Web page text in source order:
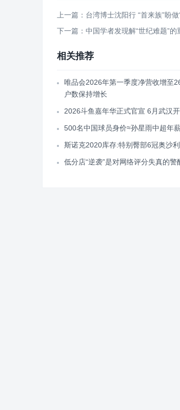
上一篇：台湾博士沈阳行 “首来族”盼做
下一篇：中国学者发现解“世纪难题”的
相关推荐
唯品会2026年第一季度净营收增至
户数保持增长
2026斗鱼嘉年华正式官宣 6月武汉
500名中国球员身价≈孙星雨中超年
斯诺克2020库存:特别臀部6冠奥沙
低分店“逆袭”是对网络评分失真的警